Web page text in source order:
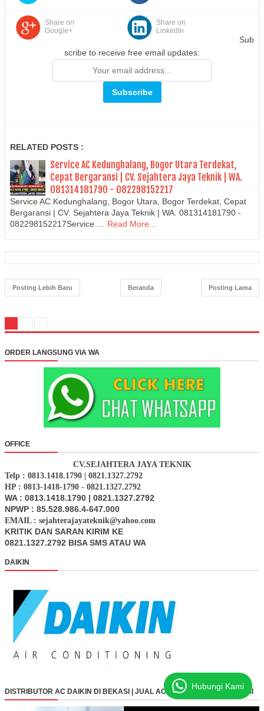
Share on
Google+
Share on
LinkedIn
Sub
scribe to receive free email updates:
RELATED POSTS :
Service AC Kedunghalang, Bogor Utara Terdekat,
Cepat Bergaransi | CV. Sejahtera Jaya Teknik | WA.
081314181790 - 082298152217
Service AC Kedunghalang, Bogor Utara, Bogor Terdekat, Cepat
Bergaransi | CV. Sejahtera Jaya Teknik | WA. 081314181790 -
082298152217Service …
Read More...
Posting Lebih Baru Posting Lama
Beranda
ORDER LANGSUNG VIA WA
OFFICE
CV.SEJAHTERA JAYA TEKNIK
Telp : 0813.1418.1790 | 0821.1327.2792
HP : 0813-1418-1790 - 0821.1327.2792
WA : 0813.1418.1790 | 0821.1327.2792
NPWP : 85.528.986.4-647.000
EMAIL : sejahterajayateknik@yahoo.com
KRITIK DAN SARAN KIRIM KE
0821.1327.2792 BISA SMS ATAU WA
DAIKIN
DISTRIBUTOR AC DAIKIN DI BEKASI | JUAL AC DAIKIN BARU DI BEKASI
Hubungi Kami